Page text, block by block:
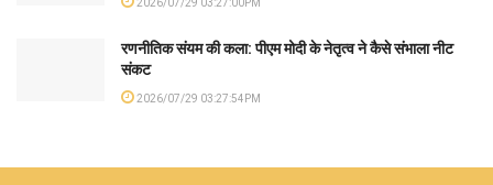
2026/07/29 03:27:00PM
रणनीतिक संयम की कला: पीएम मोदी के नेतृत्व ने कैसे संभाला नीट
संकट
2026/07/29 03:27:54PM